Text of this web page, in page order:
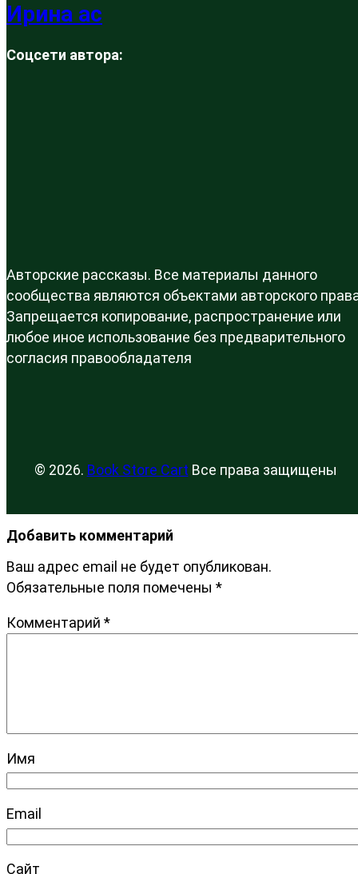
Ирина ас
Соцсети автора:
Авторские рассказы. Все материалы данного
сообщества являются объектами авторского
Запрещается копирование, распространение или
любое иное использование без предварительного
согласия правообладателя
© 2026. Book Store Cart Все права защищены
Добавить комментарий
Ваш адрес email не будет опубликован.
Обязательные поля помечены *
Комментарий *
Имя
Email
Сайт